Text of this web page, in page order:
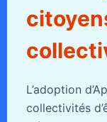
L’adoption
collectivités